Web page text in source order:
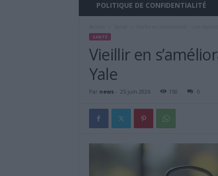
POLITIQUE DE CONFIDENTIALITÉ
SANTÉ
Vieillir en
Yale
Par news- 25 juin 2026 150 0